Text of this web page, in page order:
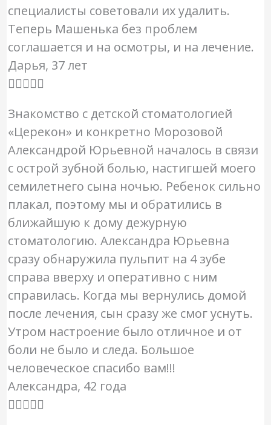
5
специалисты советовали их удалить.
Теперь Машенька без проблем
соглашается и на осмотры, и на лечение.
Дарья, 37 лет

е
н
к
а
5
и
з
5
Знакомство с детской стоматологией
«Церекон» и конкретно Морозовой
Александрой Юрьевной началось в связи
с острой зубной болью, настигшей моего
семилетнего сына ночью. Ребенок сильно
плакал, поэтому мы и обратились в
ближайшую к дому дежурную
стоматологию. Александра Юрьевна
сразу обнаружила пульпит на 4 зубе
справа вверху и оперативно с ним
справилась. Когда мы вернулись домой
после лечения, сын сразу же смог уснуть.
Утром настроение было отличное и от
боли не было и следа. Большое
человеческое спасибо вам!!!
Александра, 42 года
